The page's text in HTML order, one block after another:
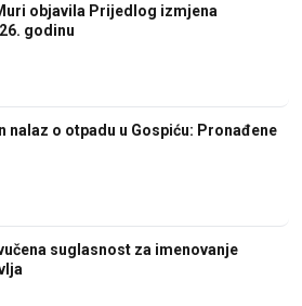
objavila Prijedlog izmjena
godinu
nalaz o otpadu u Gospiću: Pronađene
suglasnost za imenovanje